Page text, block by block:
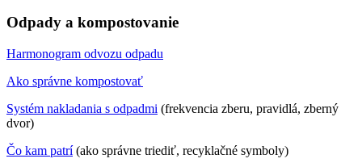
Odpady a kompostovanie
Harmonogram odvozu odpadu
Ako správne kompostovať
Systém nakladania s odpadmi (frekvencia zberu, pravidlá, zberný
dvor)
Čo kam patrí(ako správne triediť, recyklačné symboly)